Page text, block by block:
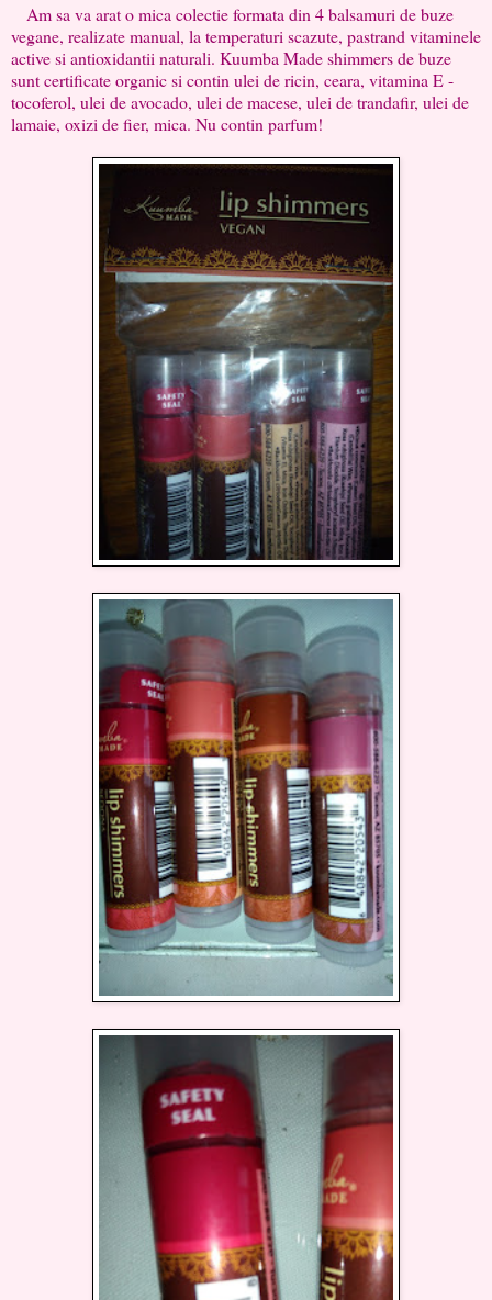
Am sa va arat o mica colectie formata din 4 balsamuri de buze
vegane, realizate manual, la temperaturi scazute, pastrand vitaminele
active si antioxidantii naturali. Kuumba Made shimmers de buze
sunt certificate organic si contin ulei de ricin, ceara, vitamina E -
tocoferol, ulei de avocado, ulei de macese, ulei de trandafir, ulei de
lamaie, oxizi de fier, mica. Nu contin parfum!